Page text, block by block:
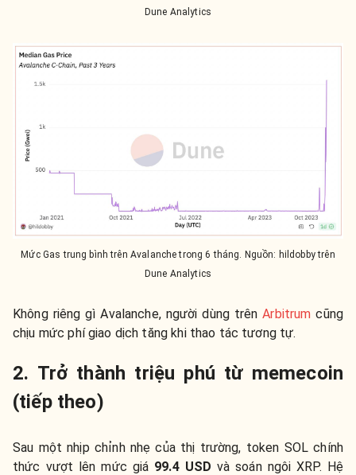
Dune Analytics
Mức Gas trung bình trên Avalanche trong 6 tháng. Nguồn: hildobby trên
Dune Analytics
Không riêng gì Avalanche, người dùng trênArbitrum cũng
chịu mức phí giao dịch tăng khi thao tác tương tự.
2. Trở thành triệu phú từ memecoin
(tiếp theo)
Sau một nhịp chỉnh nhẹ của thị trường, token SOL chính
thức vượt lên mức giá 99.4 USD và soán ngôi XRP. Hệ